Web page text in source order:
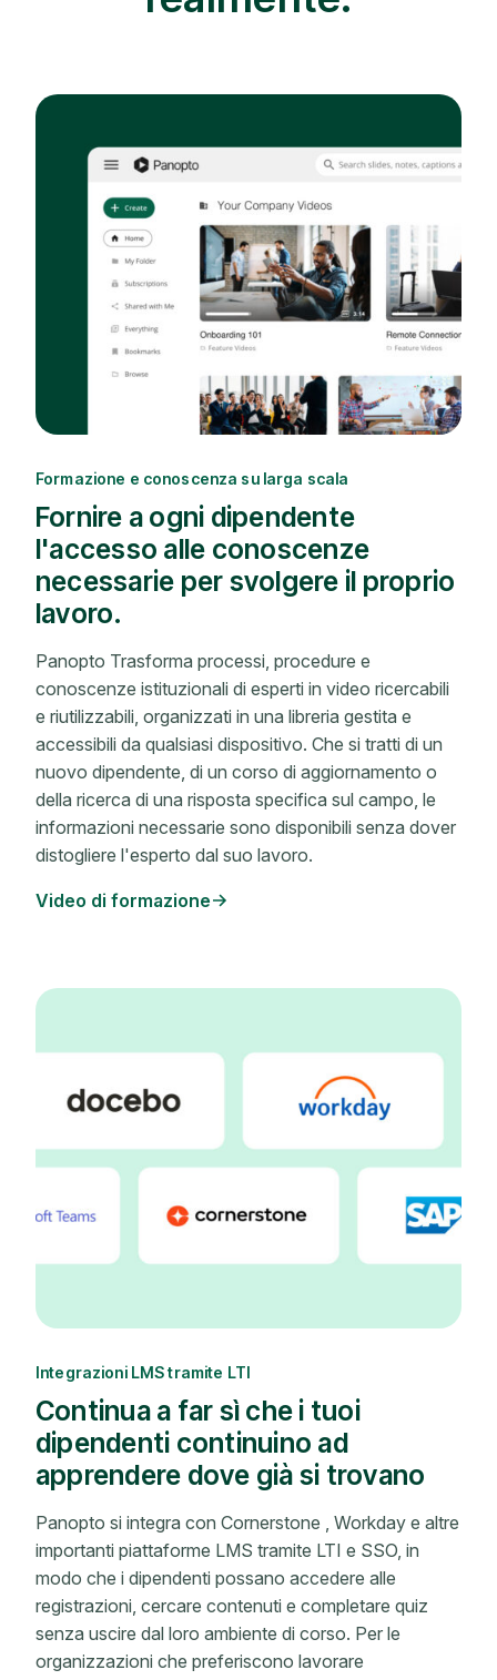
Formazione e conoscenza su larga scala
Fornire a ogni dipendente
l'accesso alle conoscenze
necessarie per svolgere il proprio
lavoro.
Panopto Trasforma processi, procedure e
conoscenze istituzionali di esperti in video ricercabili
e riutilizzabili, organizzati in una libreria gestita e
accessibili da qualsiasi dispositivo. Che si tratti di un
nuovo dipendente, di un corso di aggiornamento o
della ricerca di una risposta specifica sul campo, le
informazioni necessarie sono disponibili senza dover
distogliere l'esperto dal suo lavoro.
Video di formazione
Integrazioni LMS tramite LTI
Continua a far sì che i tuoi
dipendenti continuino ad
apprendere dove già si trovano
Panopto si integra con Cornerstone , Workday e altre
importanti piattaforme LMS tramite LTI e SSO, in
modo che i dipendenti possano accedere alle
registrazioni, cercare contenuti e completare quiz
senza uscire dal loro ambiente di corso. Per le
organizzazioni che preferiscono lavorare